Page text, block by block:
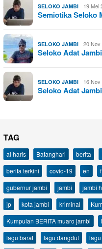
SELOKO JAMBI 19 Mei
Semiotika Seloko
SELOKO JAMBI 20 Nov
Seloko Adat
SELOKO JAMBI 16
Seloko Adat
TAG
al haris Batanghari berita
berita terkini
covid-19 en
gubernur jambi
jambi jambi
jp
kota jambi kriminal
Kumpulan BERITA muaro jambi
lagu barat
lagu dangdut